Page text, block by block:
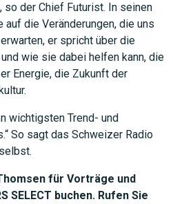
so der Chief Futurist. In seinen
die Veränderungen, die uns
er spricht über die
wie sie dabei helfen kann, die
Energie, die Zukunft der
wichtigsten Trend- und
So sagt das Schweizer Radio
für Vorträge und
SELECT buchen. Rufen Sie